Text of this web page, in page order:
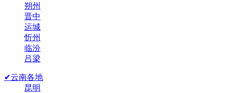
朔州
晋中
运城
忻州
临汾
吕梁
✔云南各地
昆明